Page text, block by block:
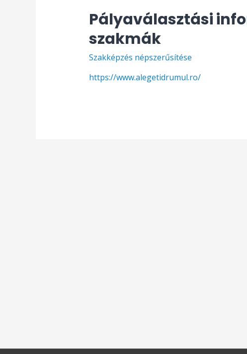
Pályaválasztási
szakmák
Szakképzés népszerűsítése
https://www.alegetidrumul.ro/